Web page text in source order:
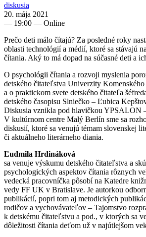
diskusia
20. mája 2021
— 19:00 — Online
Prečo deti málo čítajú? Za posledné roky
oblasti technológií a médií, ktoré sa stávajú
čítania. Aký to má dopad na súčasné deti a
O psychológii čítania a rozvoji myslenia
detského čitateľstva Univerzity
a o praktickom svete detského čitateľa
detského časopisu Slniečko – Ľubica
Diskusia vznikla pod hlavičkou YPSALON
V kultúrnom centre Malý Berlín sme sa
diskusií, ktoré sa venujú témam slovenskej
či aktuálneho literárneho diania.
Ľudmila Hrdináková
sa venuje výskumu detského čitateľstva a
psychologických aspektov čítania rôznych
vedecká pracovníčka pôsobí na Katedre
vedy FF UK v Bratislave. Je autorkou
publikácií, popri tom aj metodických
rodičov a vychovávateľov – Tajomstvo
k detskému čitateľstvu a pod., v ktorých sa
dôležitosti čítania deťom už v najútlejšom